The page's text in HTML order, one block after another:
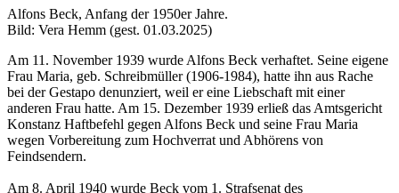
Alfons Beck, Anfang der 1950er Jahre.
Bild: Vera Hemm (gest. 01.03.2025)
Am 11. November 1939 wurde Alfons Beck verhaftet. Seine eigene
Frau Maria, geb. Schreibmüller (1906-1984), hatte ihn aus Rache
bei der Gestapo denunziert, weil er eine Liebschaft mit einer
anderen Frau hatte. Am 15. Dezember 1939 erließ das Amtsgericht
Konstanz Haftbefehl gegen Alfons Beck und seine Frau Maria
wegen Vorbereitung zum Hochverrat und Abhörens von
Feindsendern.
Am 8. April 1940 wurde Beck vom 1. Strafsenat des